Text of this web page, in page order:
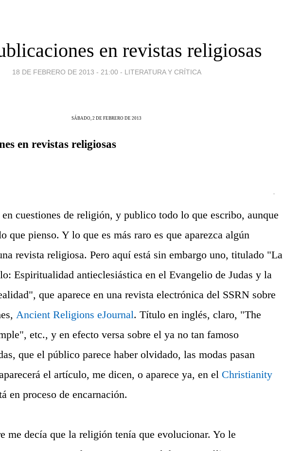
en revistas religiosas
18 DE FEBRERO DE 2013 - 21:00 - LITERATURA Y CRÍTICA
SÁBADO, 2 DE FEBRERO DE 2013
en revistas religiosas
en cuestiones de religión, y publico todo lo que escribo, aunque
que pienso. Y lo que es más raro es que aparezca algún
revista religiosa. Pero aquí está sin embargo uno, titulado "La
Espiritualidad antieclesiástica en el Evangelio de Judas y la
que aparece en una revista electrónica del SSRN sobre
Ancient Religions eJournal. Título en inglés, claro, "The
etc., y en efecto versa sobre el ya no tan famoso
que el público parece haber olvidado, las modas pasan
el artículo, me dicen, o aparece ya, en el Christianity
en proceso de encarnación.
me decía que la religión tenía que evolucionar. Yo le